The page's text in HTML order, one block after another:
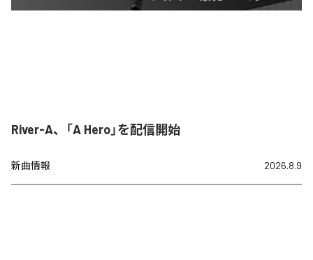
River-A、「A Hero」を配信開始
新曲情報 2026.8.9